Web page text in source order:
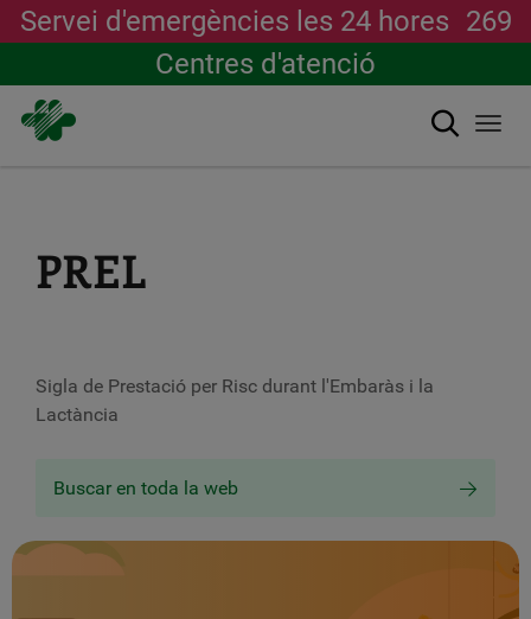
Servei d'emergències les 24 hores 269
Centres d'atenció
Cerca
PREL
Sigla de Prestació per Risc durant l'Embaràs i la
Lactància
Buscar en toda la web